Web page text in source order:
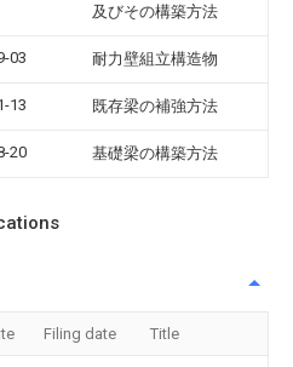
及びその構築方法
03 耐力壁組立構造物
13 既存梁の補強方法
20 基礎梁の構築方法
Filing date Title